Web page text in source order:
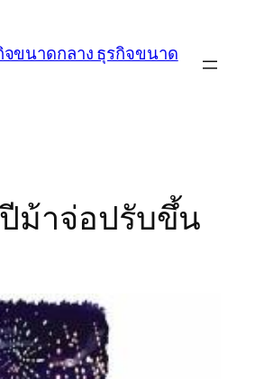
จขนาดกลาง ธุรกิจขนาด
ม้าจ่อปรับขึ้น